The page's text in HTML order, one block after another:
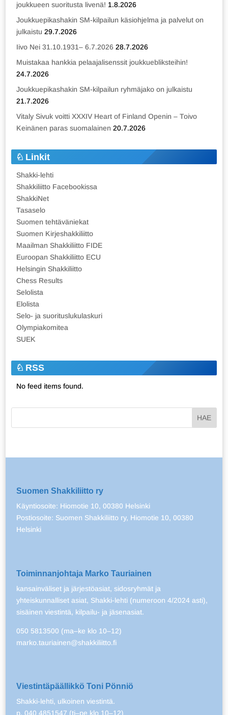
joukkueen suoritusta livenä! 1.8.2026
Joukkuepikashakin SM-kilpailun käsiohjelma ja palvelut on
julkaistu 29.7.2026
Iivo Nei 31.10.1931– 6.7.2026 28.7.2026
Muistakaa hankkia pelaajalisenssit joukkuebliksteihin!
24.7.2026
Joukkuepikashakin SM-kilpailun ryhmäjako on julkaistu
21.7.2026
Vitaly Sivuk voitti XXXIV Heart of Finland Openin – Toivo
Keinänen paras suomalainen 20.7.2026
Linkit
Shakki-lehti
Shakkiliitto Facebookissa
ShakkiNet
Tasaselo
Suomen tehtäväniekat
Suomen Kirjeshakkiliitto
Maailman Shakkiliitto FIDE
Euroopan Shakkiliitto ECU
Helsingin Shakkiliitto
Chess Results
Selolista
Elolista
Selo- ja suorituslukulaskuri
Olympiakomitea
SUEK
RSS
No feed items found.
Suomen Shakkiliitto ry
Käyntiosoite: Hiomotie 10, 00380 Helsinki
Postiosoite: Suomen Shakkiliitto ry, Hiomotie 10, 00380
Helsinki
Toiminnanjohtaja Marko Tauriainen
kansainväliset ja järjestöasiat, sidosryhmät ja
yhteiskunnalliset asiat, Shakki-lehti (numeroon 4/2024 asti),
sisäinen viestintä, kilpailu- ja jäsenasiat.
050 5813500 (ma–ke klo 10–12)
marko.tauriainen@shakkiliitto.fi
Viestintäpäällikkö Toni Pönniö
Shakki-lehti, ulkoinen viestintä.
p. 040 4851547 (ti–pe klo 10–12)